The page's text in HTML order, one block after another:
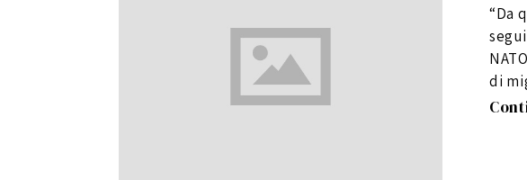
“Da
di